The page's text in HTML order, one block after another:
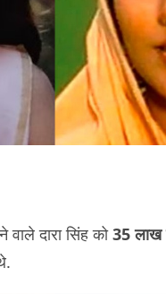
वाले दारा सिंह को35 लाख